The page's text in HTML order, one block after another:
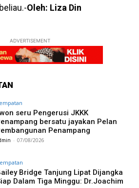
Oleh: Liza Din
ADVERTISEMENT
seru Pengerusi JKKK
bersatu jayakan Pelan
Penampang
- 07/08/2026
Bridge Tanjung Lipat Dijangka
Dalam Tiga Minggu: Dr.Joachim